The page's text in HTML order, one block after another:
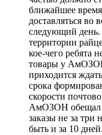
ближайшее
доставляться во
следующий
территории
кое-чего ребята
товары у
приходится
срока
скорости
АмОЗОН обещал
заказы не за три
быть и за 10 дней.